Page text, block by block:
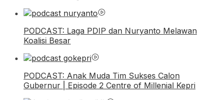
PODCAST: Laga PDIP dan Nuryanto Melawan
Koalisi Besar
PODCAST: Anak Muda Tim Sukses Calon
Gubernur | Episode 2 Centre of Millenial Kepri